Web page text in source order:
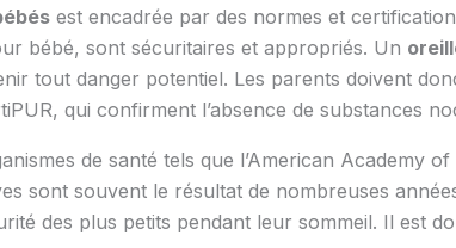
est encadrée par des normes et
bébé, sont sécuritaires et appropriés. Un
tout danger potentiel. Les parents doivent
qui confirment l’absence de substances
de santé tels que l’American Academy
sont souvent le résultat de nombreuses
des plus petits pendant leur sommeil. Il est